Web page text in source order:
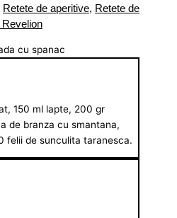
Retete de aperitive, Retete de
150 ml lapte, 200 gr
de branza cu smantana,
felii de sunculita taranesca.